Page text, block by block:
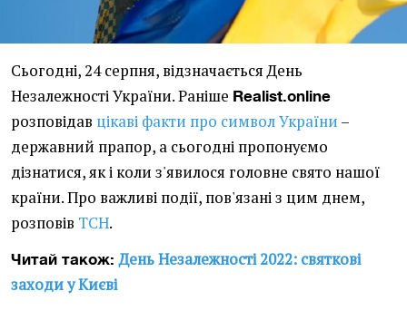
Сьогодні, 24 серпня, відзначається День
Незалежності України. Раніше Realist.online
розповідав цікаві факти про символ України –
державний прапор, а сьогодні пропонуємо
дізнатися, як і коли з'явилося головне свято нашої
країни. Про важливі події, пов'язані з цим днем,
розповів ТСН.
Читай також:День Незалежності 2022: святкові
заходи у Києві